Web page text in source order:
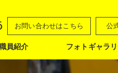
お問い合わせはこちら 公
員紹介 フォトギャラ